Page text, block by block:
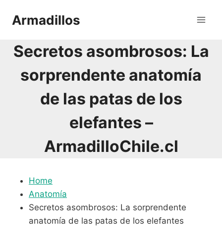
Armadillos
Secretos asombrosos: La
sorprendente anatomía
de las patas de los
elefantes –
ArmadilloChile.cl
Home
Anatomía
Secretos asombrosos: La sorprendente
anatomía de las patas de los elefantes